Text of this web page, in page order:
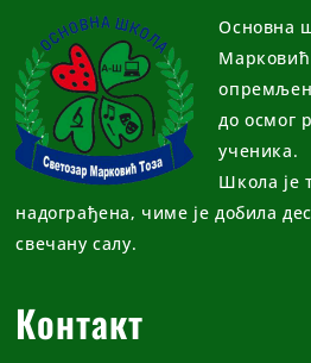
Основна
Марковић
до осмог
ученика.
Школа је
надограђена, чиме је добила
свечану салу.
Контакт